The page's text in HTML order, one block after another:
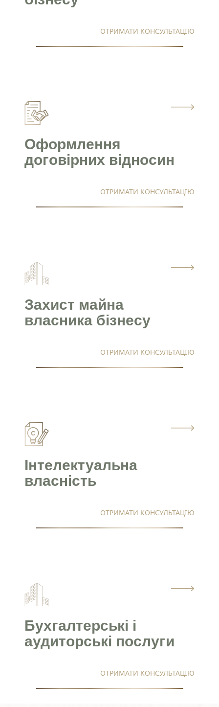
ОТРИМАТИ КОНСУЛЬТАЦІЮ
Оформлення
договірних відносин
ОТРИМАТИ КОНСУЛЬТАЦІЮ
Захист майна
власника бізнесу
ОТРИМАТИ КОНСУЛЬТАЦІЮ
Інтелектуальна
власність
ОТРИМАТИ КОНСУЛЬТАЦІЮ
Бухгалтерські і
аудиторські послуги
ОТРИМАТИ КОНСУЛЬТАЦІЮ
Політика конфіденційності